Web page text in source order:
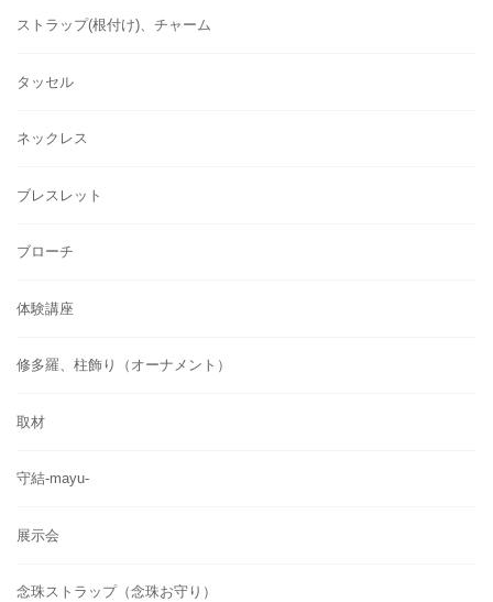
ストラップ(根付け)、チャーム
タッセル
ネックレス
ブレスレット
ブローチ
体験講座
修多羅、柱飾り（オーナメント）
取材
守結-mayu-
展示会
念珠ストラップ（念珠お守り）